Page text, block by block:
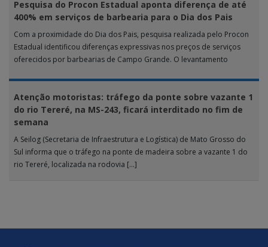
Pesquisa do Procon Estadual aponta diferença de até
400% em serviços de barbearia para o Dia dos Pais
Com a proximidade do Dia dos Pais, pesquisa realizada pelo Procon
Estadual identificou diferenças expressivas nos preços de serviços
oferecidos por barbearias de Campo Grande. O levantamento
Atenção motoristas: tráfego da ponte sobre vazante 1
do rio Tereré, na MS-243, ficará interditado no fim de
semana
A Seilog (Secretaria de Infraestrutura e Logística) de Mato Grosso do
Sul informa que o tráfego na ponte de madeira sobre a vazante 1 do
rio Tereré, localizada na rodovia […]